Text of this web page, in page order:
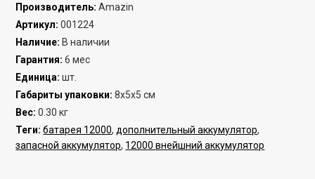
Производитель: Amazin
Артикул: 001224
Наличие: В наличии
Гарантия: 6 мес
Единица: шт.
Габариты упаковки: 8x5x5 см
Вес: 0.30 кг
Теги: батарея 12000, дополнительный аккумулятор,
запасной аккумулятор, 12000 внейшний аккумулятор